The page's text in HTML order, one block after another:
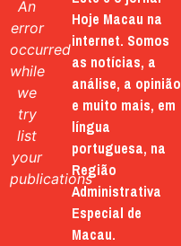
An
error
occurred
while
we
try
list
your
publications
Hoje Macau na
internet. Somos
as notícias, a
análise, a opinião
e muito mais, em
língua
portuguesa, na
Região
Administrativa
Especial de
Macau.